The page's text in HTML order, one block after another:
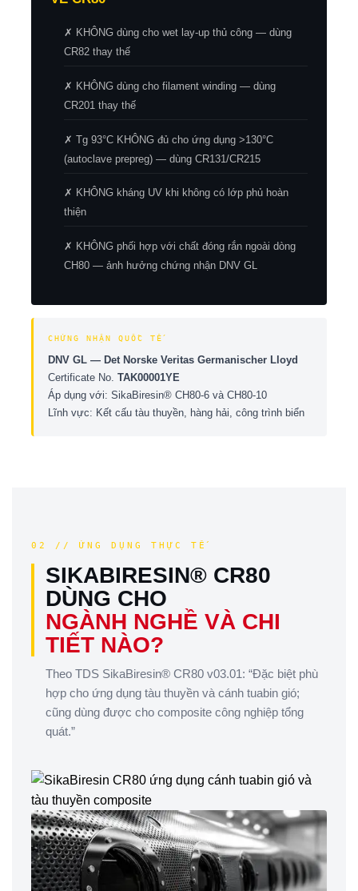
✗ KHÔNG dùng cho wet lay-up thủ công — dùng
CR82 thay thế
✗ KHÔNG dùng cho filament winding — dùng
CR201 thay thế
✗ Tg 93°C KHÔNG đủ cho ứng dụng >130°C
(autoclave prepreg) — dùng CR131/CR215
✗ KHÔNG kháng UV khi không có lớp phủ hoàn
thiện
✗ KHÔNG phối hợp với chất đóng rắn ngoài dòng
CH80 — ảnh hưởng chứng nhận DNV GL
CHỨNG NHẬN QUỐC TẾ
DNV GL — Det Norske Veritas Germanischer Lloyd
Certificate No. TAK00001YE
Áp dụng với: SikaBiresin® CH80-6 và CH80-10
Lĩnh vực: Kết cấu tàu thuyền, hàng hải, công trình biển
02 // ỨNG DỤNG THỰC TẾ
SIKABIRESIN® CR80
DÙNG CHO
NGÀNH NGHỀ VÀ CHI
TIẾT NÀO?
Theo TDS SikaBiresin® CR80 v03.01: “Đặc biệt phù
hợp cho ứng dụng tàu thuyền và cánh tuabin gió;
cũng dùng được cho composite công nghiệp tổng
quát.”